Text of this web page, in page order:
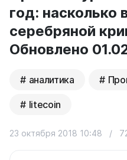
год: насколько
серебряной
Обновлено
аналитика
litecoin
23 октября 2018 10:48 /